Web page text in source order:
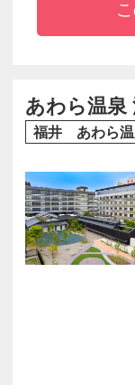
◆お料理は福
海の幸、山の
あり（事前予
あわら温泉
福井 あわら